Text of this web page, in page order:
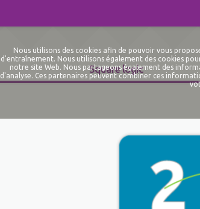
Square logic
Nous utilisons des cookies afin de pouvoir vous
d'entraînement. Nous utilisons également des cookies
notre site Web. Nous partageons également des
d'analyse. Ces partenaires peuvent combiner ces